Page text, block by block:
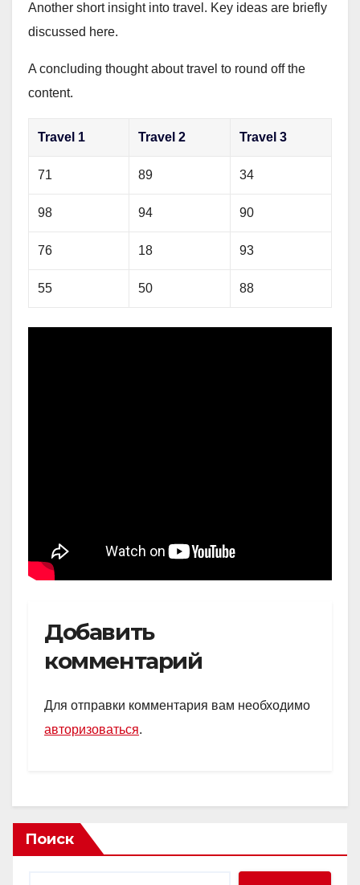
Another short insight into travel. Key ideas are briefly
discussed here.
A concluding thought about travel to round off the
content.
Travel 1 Travel 2 Travel 3
71 89 34
98 94 90
76 18 93
55 50 88
Добавить
комментарий
Для отправки комментария вам необходимо
авторизоваться.
Поиск